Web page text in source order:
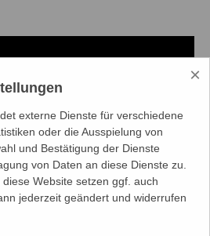
×
externe Dienste für verschiedene
oder die Ausspielung von
und Bestätigung der Dienste
von Daten an diese Dienste zu.
Website setzen ggf. auch
jederzeit geändert und widerrufen